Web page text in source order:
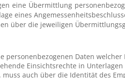
eine Übermittlung
eines
über die jeweiligen
personenbezogenen Daten
Einsichtsrechte in
auch über die Identität des